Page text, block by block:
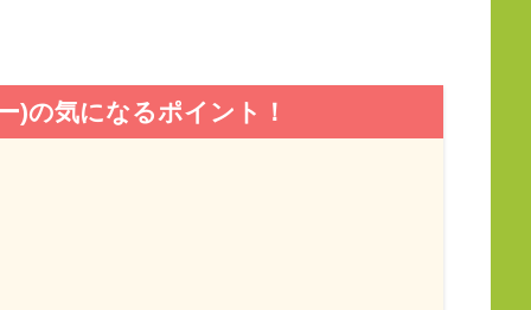
)の気になるポイント！